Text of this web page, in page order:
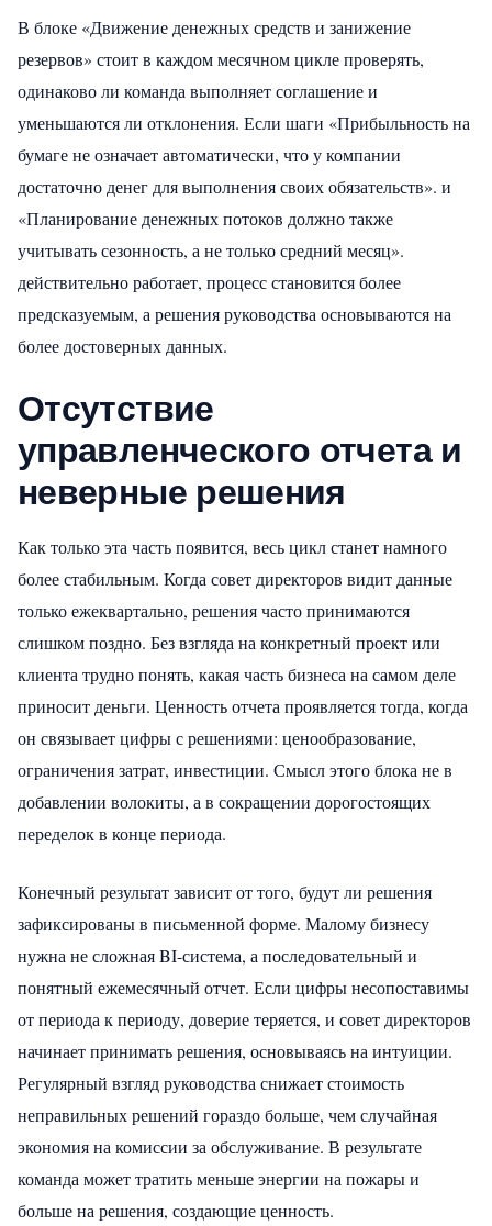
В блоке «Движение денежных средств и занижение
резервов» стоит в каждом месячном цикле проверять,
одинаково ли команда выполняет соглашение и
уменьшаются ли отклонения. Если шаги «Прибыльность на
бумаге не означает автоматически, что у компании
достаточно денег для выполнения своих обязательств». и
«Планирование денежных потоков должно также
учитывать сезонность, а не только средний месяц».
действительно работает, процесс становится более
предсказуемым, а решения руководства основываются на
более достоверных данных.
Отсутствие
управленческого отчета и
неверные решения
Как только эта часть появится, весь цикл станет намного
более стабильным. Когда совет директоров видит данные
только ежеквартально, решения часто принимаются
слишком поздно. Без взгляда на конкретный проект или
клиента трудно понять, какая часть бизнеса на самом деле
приносит деньги. Ценность отчета проявляется тогда, когда
он связывает цифры с решениями: ценообразование,
ограничения затрат, инвестиции. Смысл этого блока не в
добавлении волокиты, а в сокращении дорогостоящих
переделок в конце периода.
Конечный результат зависит от того, будут ли решения
зафиксированы в письменной форме. Малому бизнесу
нужна не сложная BI-система, а последовательный и
понятный ежемесячный отчет. Если цифры несопоставимы
от периода к периоду, доверие теряется, и совет директоров
начинает принимать решения, основываясь на интуиции.
Регулярный взгляд руководства снижает стоимость
неправильных решений гораздо больше, чем случайная
экономия на комиссии за обслуживание. В результате
команда может тратить меньше энергии на пожары и
больше на решения, создающие ценность.